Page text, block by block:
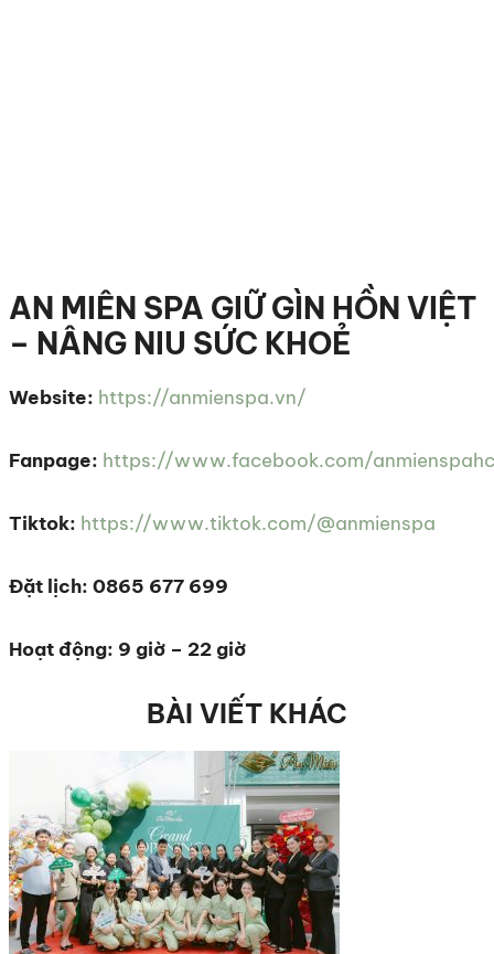
AN MIÊN SPA GIỮ GÌN HỒN VIỆT
– NÂNG NIU SỨC KHOẺ
Website: https://anmienspa.vn/
Fanpage: https://www.facebook.com/
Tiktok: https://www.tiktok.com/@anmienspa
Đặt lịch: 0865 677 699
Hoạt động: 9 giờ – 22 giờ
BÀI VIẾT KHÁC